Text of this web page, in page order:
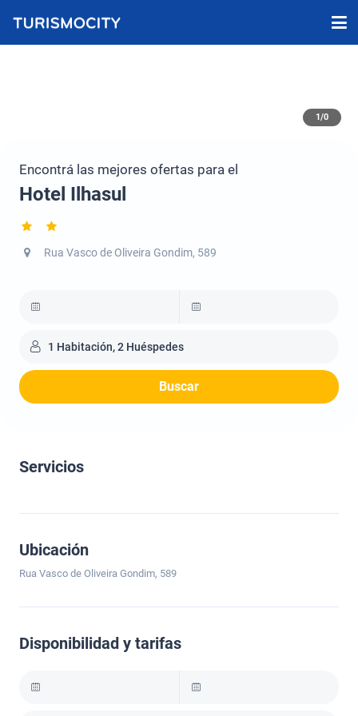
1/0
Encontrá las mejores ofertas para el
Hotel Ilhasul
Rua Vasco de Oliveira Gondim, 589
1 Habitación, 2 Huéspedes
Buscar
Servicios
Ubicación
Rua Vasco de Oliveira Gondim, 589
Disponibilidad y tarifas